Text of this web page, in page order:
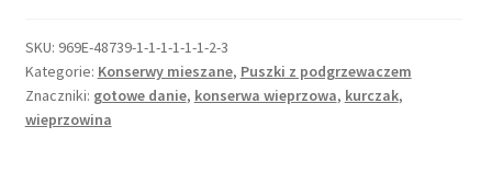
sosie
węgierskim-
Puszka
z
SKU: 969E-48739-1-1-1-1-1-1-2-3
Kategorie: Konserwy mieszane, Puszki z podgrzewaczem
Znaczniki: gotowe danie, konserwa wieprzowa, kurczak,
wieprzowina